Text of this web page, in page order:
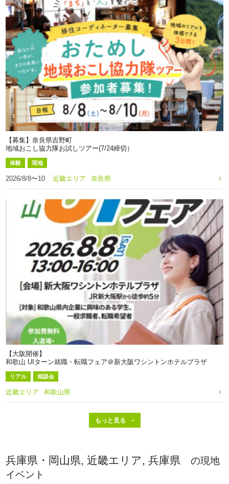
【募集】奈良県吉野町
地域おこし協力隊お試しツアー(7/24締切）
体験 現地
2026/8/8〜10 近畿エリア 奈良県
【大阪開催】
和歌山 UIターン就職・転職フェア＠新大阪ワシントンホテルプラザ
リアル 相談会
近畿エリア 和歌山県
兵庫県・岡山県, 近畿エリア, 兵庫県
の現地
イベント